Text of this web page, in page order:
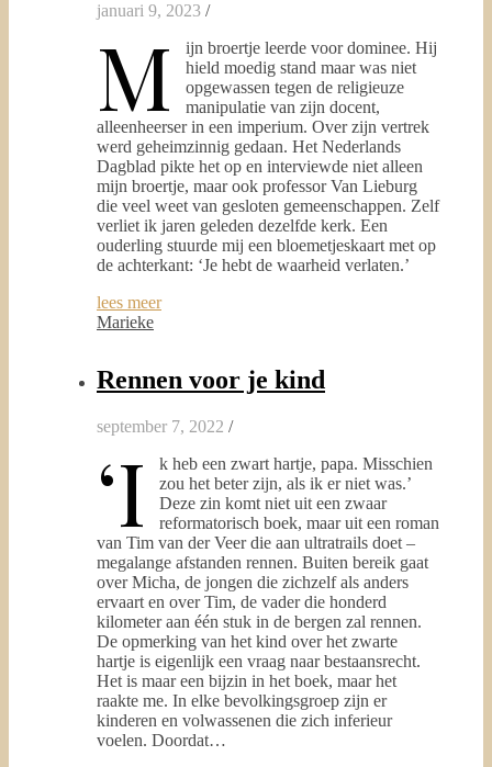
januari 9, 2023 /
M
ijn broertje leerde voor dominee. Hij
hield moedig stand maar was niet
opgewassen tegen de religieuze
manipulatie van zijn docent,
alleenheerser in een imperium. Over zijn vertrek
werd geheimzinnig gedaan. Het Nederlands
Dagblad pikte het op en interviewde niet alleen
mijn broertje, maar ook professor Van Lieburg
die veel weet van gesloten gemeenschappen. Zelf
verliet ik jaren geleden dezelfde kerk. Een
ouderling stuurde mij een bloemetjeskaart met op
de achterkant: ‘Je hebt de waarheid verlaten.’
lees meer
Marieke
Rennen voor je kind
september 7, 2022 /
‘I
k heb een zwart hartje, papa. Misschien
zou het beter zijn, als ik er niet was.’
Deze zin komt niet uit een zwaar
reformatorisch boek, maar uit een roman
van Tim van der Veer die aan ultratrails doet –
megalange afstanden rennen. Buiten bereik gaat
over Micha, de jongen die zichzelf als anders
ervaart en over Tim, de vader die honderd
kilometer aan één stuk in de bergen zal rennen.
De opmerking van het kind over het zwarte
hartje is eigenlijk een vraag naar bestaansrecht.
Het is maar een bijzin in het boek, maar het
raakte me. In elke bevolkingsgroep zijn er
kinderen en volwassenen die zich inferieur
voelen. Doordat…